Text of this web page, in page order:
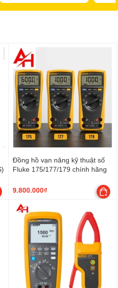
Đồng hồ vạn năng kỹ thuật số
Fluke 175/177/179 chính hãng
9.800.000₫